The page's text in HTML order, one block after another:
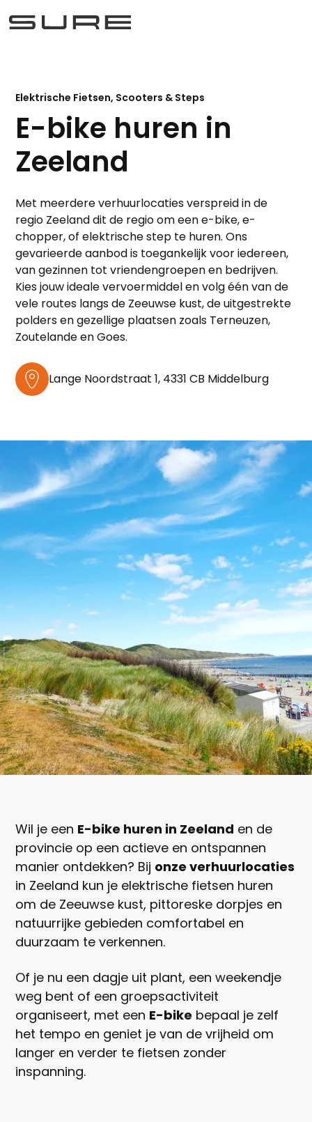
Elektrische Fietsen, Scooters & Steps
E-bike huren in
Zeeland
Met meerdere verhuurlocaties verspreid in de
regio Zeeland dit de regio om een e-bike, e-
chopper, of elektrische step te huren. Ons
gevarieerde aanbod is toegankelijk voor iedereen,
van gezinnen tot vriendengroepen en bedrijven.
Kies jouw ideale vervoermiddel en volg één van de
vele routes langs de Zeeuwse kust, de uitgestrekte
polders en gezellige plaatsen zoals Terneuzen,
Zoutelande en Goes.
Lange Noordstraat 1, 4331 CB Middelburg
€ 30,-
Per persoon
Nu boeken
Wil je een E-bike huren in Zeeland en de
provincie op een actieve en ontspannen
manier ontdekken? Bij onze verhuurlocaties
in Zeeland kun je elektrische fietsen huren
om de Zeeuwse kust, pittoreske dorpjes en
natuurrijke gebieden comfortabel en
duurzaam te verkennen.
Of je nu een dagje uit plant, een weekendje
weg bent of een groepsactiviteit
organiseert, met een E-bike bepaal je zelf
het tempo en geniet je van de vrijheid om
langer en verder te fietsen zonder
inspanning.